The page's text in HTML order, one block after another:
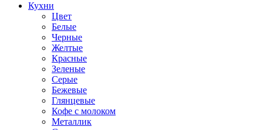
Кухни
Цвет
Белые
Черные
Желтые
Красные
Зеленые
Серые
Бежевые
Глянцевые
Кофе с молоком
Металлик